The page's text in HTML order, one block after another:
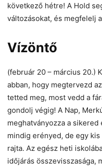
következő hétre! A Hold
változásokat, és megfelelj
Vízöntő
(február 20 – március 20.)
abban, hogy megtervezd
tetted meg, most vedd a
gondolj végig! A Nap,
meghatványozza a
mindig erényed, de egy
rajta. Az egész heti
időjárás összevisszasága,